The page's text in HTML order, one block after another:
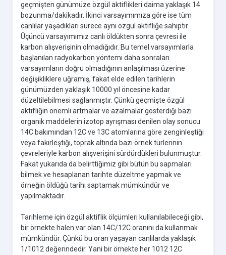
geçmişten günümüze özgül aktiflikleri daima yaklaşık 14
bozunma/dakikadır. İkinci varsayımımıza göre ise tüm
canlılar yaşadıkları sürece aynı özgül aktifliğe sahiptir.
Üçüncü varsayımımız canlı öldükten sonra çevresi ile
karbon alışverişinin olmadığıdır. Bu temel varsayımlarla
başlanılan radyokarbon yöntemi daha sonraları
varsayımların doğru olmadığının anlaşılması üzerine
değişikliklere uğramış, fakat elde edilen tarihlerin
günümüzden yaklaşık 10000 yıl öncesine kadar
düzeltilebilmesi sağlanmıştır. Çünkü geçmişte özgül
aktifliğin önemli artmalar ve azalmalar gösterdiği bazı
organik maddelerin izotop ayrışması denilen olay sonucu
14C bakımından 12C ve 13C atomlarına göre zenginleştiği
veya fakirleştiği, toprak altında bazı örnek türlerinin
çevreleriyle karbon alışverişini sürdürdükleri bulunmuştur.
Fakat yukarıda da belirttiğimiz gibi bütün bu sapmaları
bilmek ve hesaplanan tarihte düzeltme yapmak ve
örneğin öldüğü tarihi saptamak mümkündür ve
yapılmaktadır.
Tarihleme için özgül aktiflik ölçümleri kullanılabileceği gibi,
bir örnekte halen var olan 14C/12C oranını da kullanmak
mümkündür. Çünkü bu oran yaşayan canlılarda yaklaşık
1/1012 değerindedir. Yani bir örnekte her 1012 12C